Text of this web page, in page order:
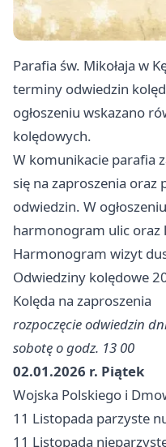
Parafia św. Mikołaja w
terminy odwiedzin
ogłoszeniu wskazano
kolędowych.
W komunikacie parafia
się na zaproszenia oraz
odwiedzin. W
harmonogram ulic oraz
Harmonogram wizyt
Odwiedziny kolędowe
Kolęda na zaproszenia
rozpoczęcie odwiedzin
sobotę o godz. 13 00
02.01.2026 r. Piątek
Wojska Polskiego i
11 Listopada parzyste
11 Listopada